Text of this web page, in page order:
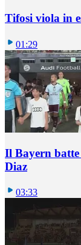
Tifosi viola in
01:29
Il Bayern
Diaz
03:33